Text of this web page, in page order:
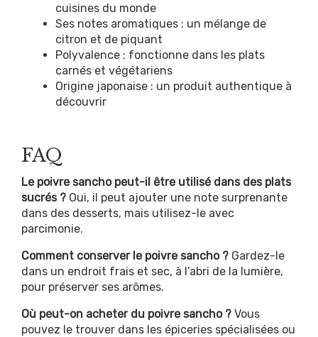
cuisines du monde
Ses notes aromatiques : un mélange de
citron et de piquant
Polyvalence : fonctionne dans les plats
carnés et végétariens
Origine japonaise : un produit authentique à
découvrir
FAQ
Le poivre sancho peut-il être utilisé dans des plats
sucrés ? Oui, il peut ajouter une note surprenante
dans des desserts, mais utilisez-le avec
parcimonie.
Comment conserver le poivre sancho ? Gardez-le
dans un endroit frais et sec, à l’abri de la lumière,
pour préserver ses arômes.
Où peut-on acheter du poivre sancho ? Vous
pouvez le trouver dans les épiceries spécialisées ou